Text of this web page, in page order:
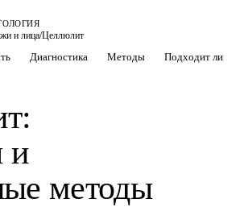
и лица/Целлюлит
Диагностика Методы Подходит ли
и
методы